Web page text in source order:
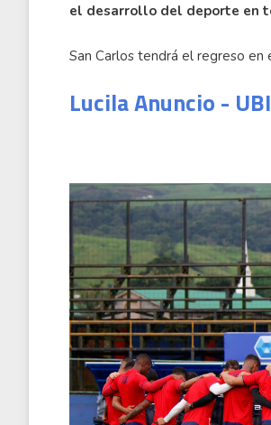
el desarrollo del deporte en
San Carlos tendrá el regreso en
Lucila Anuncio -